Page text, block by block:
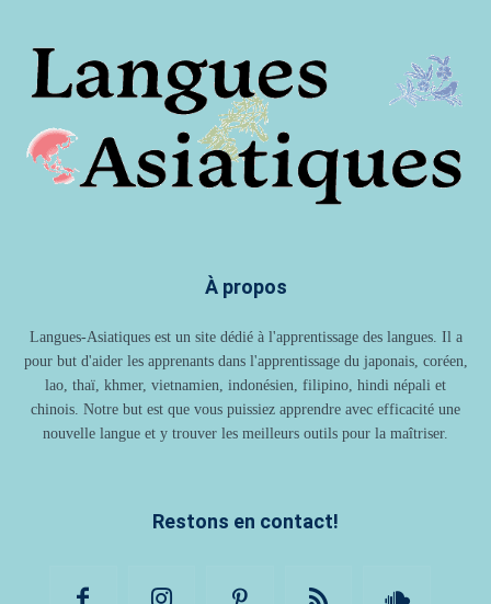
À propos
Langues-Asiatiques est un site dédié à l'apprentissage des langues. Il a
pour but d'aider les apprenants dans l'apprentissage du japonais, coréen,
lao, thaï, khmer, vietnamien, indonésien, filipino, hindi népali et
chinois. Notre but est que vous puissiez apprendre avec efficacité une
nouvelle langue et y trouver les meilleurs outils pour la maîtriser.
Restons en contact!